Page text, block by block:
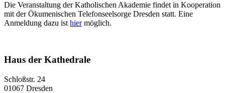
Die Veranstaltung der Katholischen Akademie findet in Kooperation
mit der Ökumenischen Telefonseelsorge Dresden statt. Eine
Anmeldung dazu ist hiermöglich.
Haus der Kathedrale
Schloßstr. 24
01067 Dresden